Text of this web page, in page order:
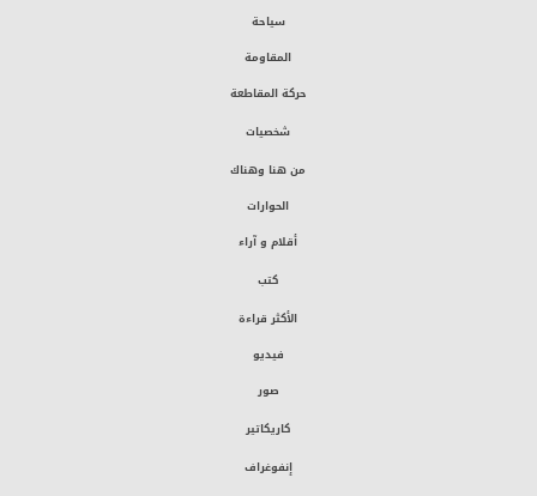
سياحة
المقاومة
حركة المقاطعة
شخصيات
من هنا وهناك
الحوارات
أقلام و آراء
كتب
الأكثر قراءة
فيديو
صور
كاريكاتير
إنفوغراف